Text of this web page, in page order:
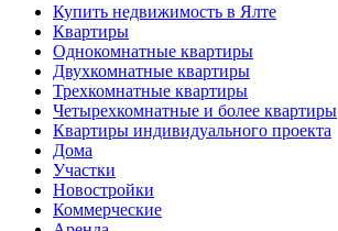
Купить недвижимость в Ялте
Квартиры
Однокомнатные квартиры
Двухкомнатные квартиры
Трехкомнатные квартиры
Четырехкомнатные и более квартиры
Квартиры индивидуального проекта
Дома
Участки
Новостройки
Коммерческие